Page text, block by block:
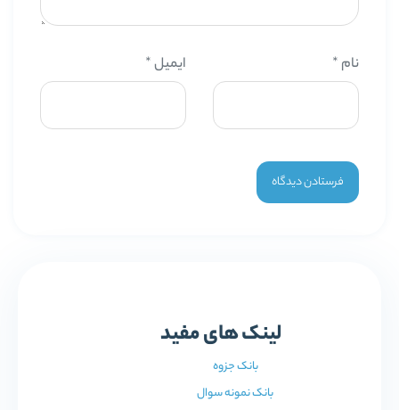
نام * ایمیل*
لینک های مفید
بانک جزوه
بانک نمونه سوال